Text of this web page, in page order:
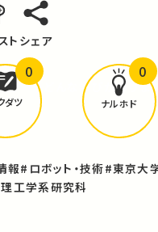
ト シェア
どんな学びがありま
ダツ
0
ナルホド
0
報#ロボット・技術#東京大
工学系研究科